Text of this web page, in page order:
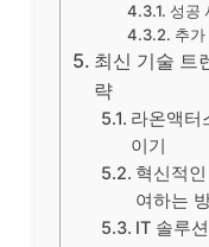
성공
추가
최신 기술 트
략
라온액터
이기
혁신적
여하는
IT 솔루